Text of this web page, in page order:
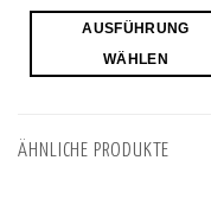
AUSFÜHRUNG
WÄHLEN
weist
ÄHNLICHE PRODUKTE